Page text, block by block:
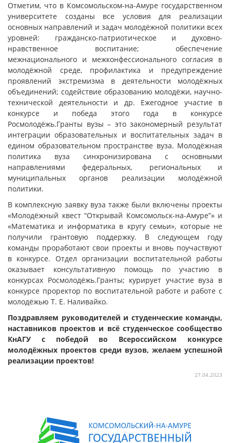
Отметим, что в Комсомольском-на-Амуре государственном
университете созданы все условия для реализации
основных направлений и задач молодёжной политики всех
уровней: гражданско-патриотическое и духовно-
нравственное воспитание; обеспечение
межнационального и межконфессионального согласия в
молодёжной среде, профилактика и предупреждение
проявлений экстремизма в деятельности молодёжных
объединений; содействие образованию молодёжи, научно-
технической деятельности и др. Ежегодное участие в
конкурсе и победа этого года в конкурсе
Росмолодёжь.Гранты вузы – это закономерный результат
интеграции образовательных и воспитательных задач в
едином образовательном пространстве вуза. Молодёжная
политика вуза синхронизирована с основными
направлениями федеральных, региональных и
муниципальных органов реализации молодёжной
политики.
В комплексную заявку вуза также были включены проекты
«Молодёжный квест “Открывай Комсомольск-на-Амуре”» и
«Математика и информатика в кругу семьи», которые не
получили грантовую поддержку. В следующем году
команды проработают свои проекты и вновь поучаствуют
в конкурсе. Отдел организации воспитательной работы
оказывает консультативную помощь по участию в
конкурсах Росмолодёжь.Гранты; курирует участие вуза в
конкурсе проректор по воспитательной работе и работе с
молодёжью Т. Е. Наливайко.
Поздравляем руководителей и студенческие команды,
наставников проектов и всё студенческое сообщество
КнАГУ с победой во Всероссийском конкурсе
молодёжных проектов среди вузов, желаем успешной
реализации проектов!
27.04.2023